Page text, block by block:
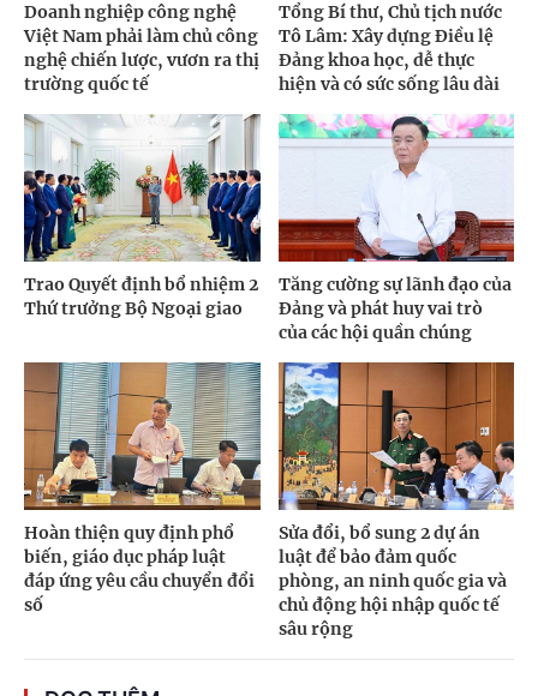
Doanh nghiệp công nghệ
Việt Nam phải làm chủ công
nghệ chiến lược, vươn ra thị
trường quốc tế
Tổng Bí thư, Chủ tịch nước
Tô Lâm: Xây dựng Điều lệ
Đảng khoa học, dễ thực
hiện và có sức sống lâu dài
Trao Quyết định bổ nhiệm 2
Thứ trưởng Bộ Ngoại giao
Tăng cường sự lãnh đạo của
Đảng và phát huy vai trò
của các hội quần chúng
Hoàn thiện quy định phổ
biến, giáo dục pháp luật
đáp ứng yêu cầu chuyển đổi
số
Sửa đổi, bổ sung 2 dự án
luật để bảo đảm quốc
phòng, an ninh quốc gia và
chủ động hội nhập quốc tế
sâu rộng